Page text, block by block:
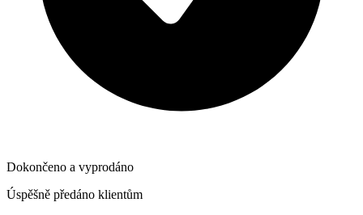
Dokončeno a vyprodáno
Úspěšně předáno klientům